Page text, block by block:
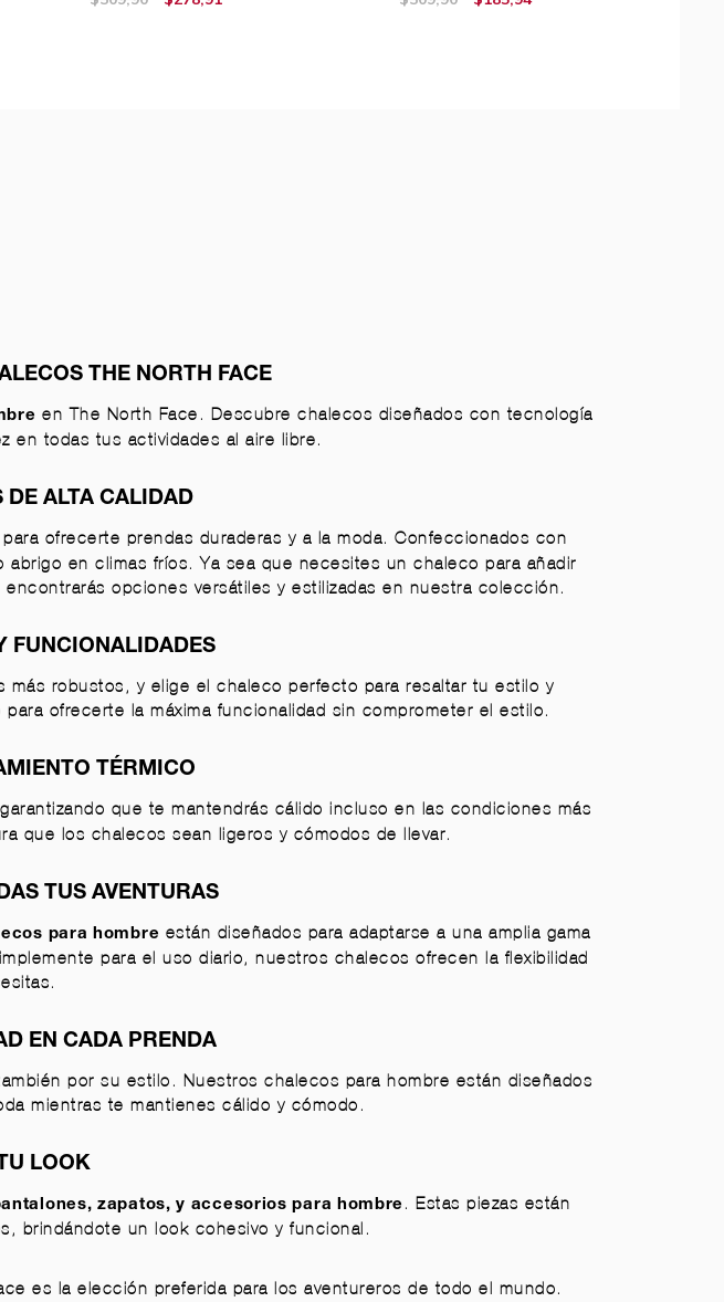
THE NORTH FACE
en The North Face. Descubre chalecos diseñados con tecnología
en todas tus actividades al aire libre.
DE ALTA CALIDAD
ofrecerte prendas duraderas y a la moda. Confeccionados con
en climas fríos. Ya sea que necesites un chaleco para añadir
opciones versátiles y estilizadas en nuestra colección.
FUNCIONALIDADES
robustos, y elige el chaleco perfecto para resaltar tu estilo y
ofrecerte la máxima funcionalidad sin comprometer el estilo.
TÉRMICO
que te mantendrás cálido incluso en las condiciones más
que los chalecos sean ligeros y cómodos de llevar.
TUS AVENTURAS
para hombre están diseñados para adaptarse a una amplia gama
para el uso diario, nuestros chalecos ofrecen la flexibilidad
EN CADA PRENDA
por su estilo. Nuestros chalecos para hombre están diseñados
mientras te mantienes cálido y cómodo.
LOOK
,zapatos, y accesorios para hombre . Estas piezas están
brindándote un look cohesivo y funcional.
es la elección preferida para los aventureros de todo el mundo.